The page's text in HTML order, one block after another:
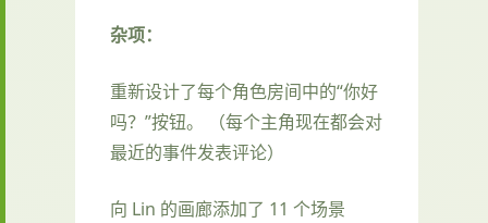
杂项：
重新设计了每个角色房间中的“你好
吗？”按钮。 （每个主角现在都会对
最近的事件发表评论）
向 Lin 的画廊添加了 11 个场景